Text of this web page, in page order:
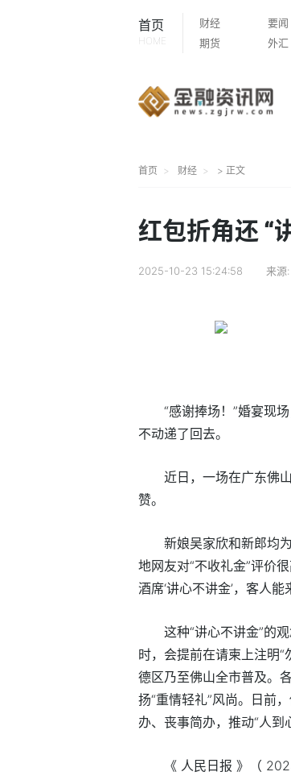
首页
HOME
财经 要闻
期货
外汇
首页 财经 > 正文
红包折角还 “
2025-10-23 15:24:58 来源:
“感谢捧场！”婚宴现
不动递了回去。
近日，一场在广东佛
赞。
新娘吴家欣和新郎均
地网友对“不收礼金”评价
酒席‘讲心不讲金’，客人
这种“讲心不讲金”的
时，会提前在请柬上注明
德区乃至佛山全市普及。
扬“重情轻礼”风尚。日前
办、丧事简办，推动“人到
《 人民日报 》（